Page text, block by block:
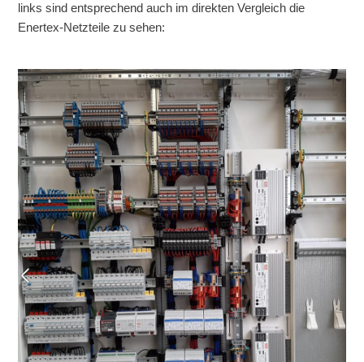
links sind entsprechend auch im direkten Vergleich die
Enertex-Netzteile zu sehen: